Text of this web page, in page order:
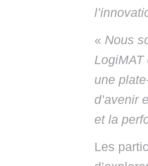
« Nous
une
d’avenir
et la
Les